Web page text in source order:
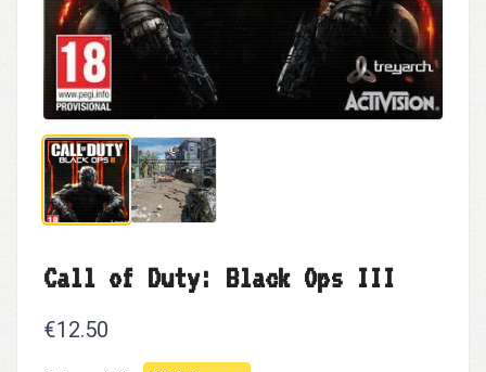
Call of Duty: Black Ops III
€12.50